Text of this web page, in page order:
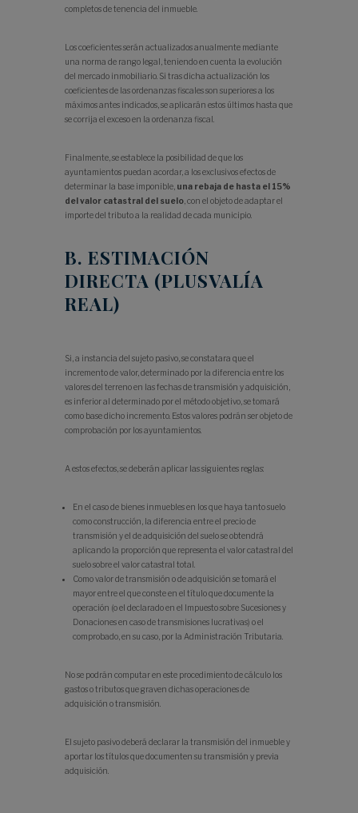
completos de tenencia del inmueble.
Los coeficientes serán actualizados anualmente mediante
una norma de rango legal, teniendo en cuenta la evolución
del mercado inmobiliario. Si tras dicha actualización los
coeficientes de las ordenanzas fiscales son superiores a los
máximos antes indicados, se aplicarán estos últimos hasta que
se corrija el exceso en la ordenanza fiscal.
Finalmente, se establece la posibilidad de que los
ayuntamientos puedan acordar, a los exclusivos efectos de
determinar la base imponible, una rebaja de hasta el 15%
del valor catastral del suelo, con el objeto de adaptar el
importe del tributo a la realidad de cada municipio.
B. ESTIMACIÓN
DIRECTA (PLUSVALÍA
REAL)
Si, a instancia del sujeto pasivo, se constatara que el
incremento de valor, determinado por la diferencia entre los
valores del terreno en las fechas de transmisión y adquisición,
es inferior al determinado por el método objetivo, se tomará
como base dicho incremento. Estos valores podrán ser objeto de
comprobación por los ayuntamientos.
A estos efectos, se deberán aplicar las siguientes reglas:
En el caso de bienes inmuebles en los que haya tanto suelo
como construcción, la diferencia entre el precio de
transmisión y el de adquisición del suelo se obtendrá
aplicando la proporción que representa el valor catastral del
suelo sobre el valor catastral total.
Como valor de transmisión o de adquisición se tomará el
mayor entre el que conste en el título que documente la
operación (o el declarado en el Impuesto sobre Sucesiones y
Donaciones en caso de transmisiones lucrativas) o el
comprobado, en su caso, por la Administración Tributaria.
No se podrán computar en este procedimiento de cálculo los
gastos o tributos que graven dichas operaciones de
adquisición o transmisión.
El sujeto pasivo deberá declarar la transmisión del inmueble y
aportar los títulos que documenten su transmisión y previa
adquisición.